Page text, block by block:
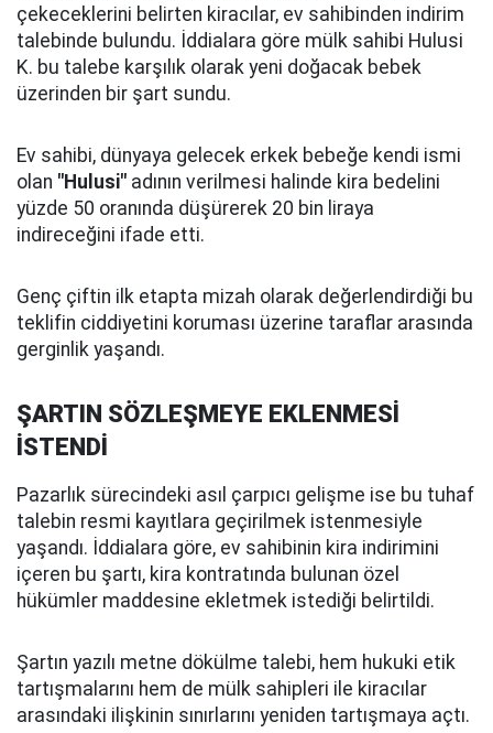
çekeceklerini belirten kiracılar, ev sahibinden indirim
talebinde bulundu. İddialara göre mülk sahibi Hulusi
K. bu talebe karşılık olarak yeni doğacak bebek
üzerinden bir şart sundu.
Ev sahibi, dünyaya gelecek erkek bebeğe kendi ismi
olan "Hulusi" adının verilmesi halinde kira bedelini
yüzde 50 oranında düşürerek 20 bin liraya
indireceğini ifade etti.
Genç çiftin ilk etapta mizah olarak değerlendirdiği bu
teklifin ciddiyetini koruması üzerine taraflar arasında
gerginlik yaşandı.
ŞARTIN SÖZLEŞMEYE EKLENMESİ
İSTENDİ
Pazarlık sürecindeki asıl çarpıcı gelişme ise bu tuhaf
talebin resmi kayıtlara geçirilmek istenmesiyle
yaşandı. İddialara göre, ev sahibinin kira indirimini
içeren bu şartı, kira kontratında bulunan özel
hükümler maddesine ekletmek istediği belirtildi.
Şartın yazılı metne dökülme talebi, hem hukuki etik
tartışmalarını hem de mülk sahipleri ile kiracılar
arasındaki ilişkinin sınırlarını yeniden tartışmaya açtı.